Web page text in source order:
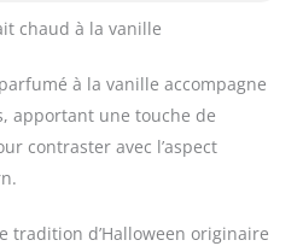
chaud à la vanille
à la vanille accompagne
apportant une touche de
contraster avec l’aspect
tradition d’Halloween originaire